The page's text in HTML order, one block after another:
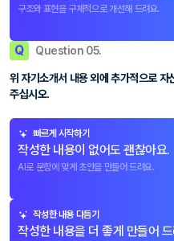
구조와 표현을 구체적으로 개선해 드려요.
Q Question 05.
위 자기소개서 내용 외에 추가적으로 자
주십시오.
빠르게 시작하기
작성한 내용이 없어도 괜찮아요.
AI로 문항에 맞게 초안을 만들어 드려요.
작성한 내용 다듬기
작성한 내용을 더 좋게 만들어